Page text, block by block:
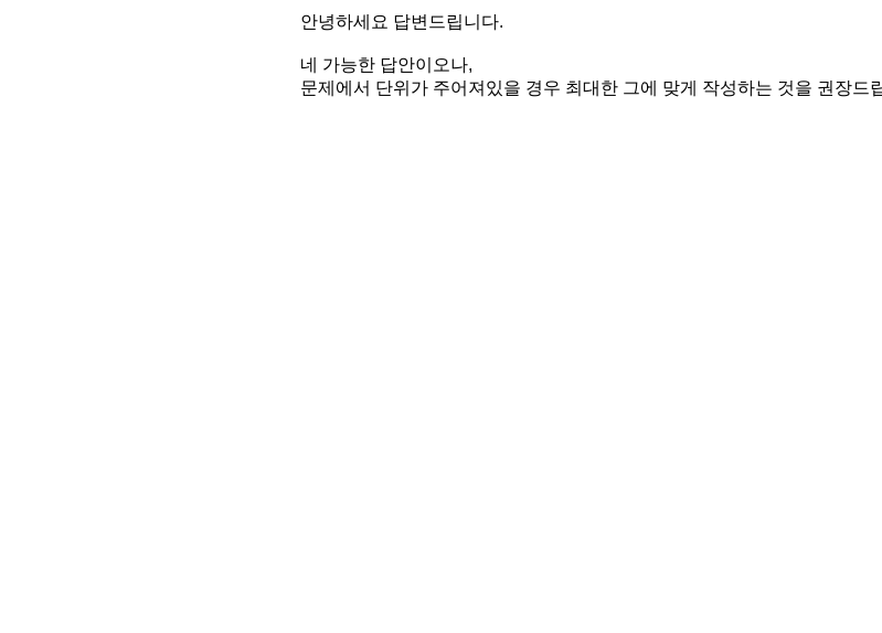
안녕하세요 답변드립니다.
네 가능한 답안이오나,
문제에서 단위가 주어져있을 경우 최대한 그에 맞게 작성하는 것을 권장드